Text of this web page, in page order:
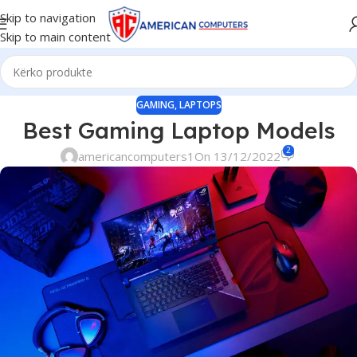
Skip to navigation
Skip to main content
GAMING,LAPTOPS
Best Gaming Laptop Models
americancomputers1 On 13/12/2022 2